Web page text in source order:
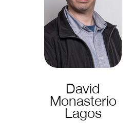
David
Monasterio
Lagos